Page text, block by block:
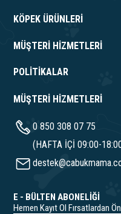
KÖPEK ÜRÜNLERİ
MÜŞTERİ HİZMETLERİ
POLİTİKALAR
MÜŞTERİ HİZMETLERİ
0 850 308 07 75
(HAFTA İÇİ 09:00-
E - BÜLTEN ABONELİĞİ
Hemen Kayıt Ol Fırsatlardan